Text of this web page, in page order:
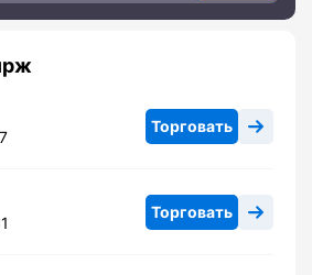
Торговать
Торговать